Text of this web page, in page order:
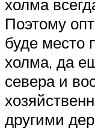
холма
Поэтому
буде место
холма, да
севера и
другими